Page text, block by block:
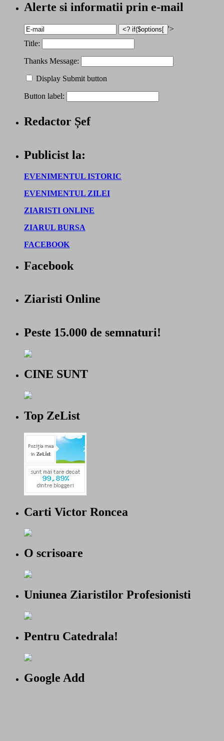
Alerte si informatii prin e-mail
'>
Title:
Thanks Message:
Display Submit button
Button label:
Redactor Șef
Publicist la:
EVENIMENTUL ISTORIC
EVENIMENTUL ZILEI
ZIARISTI ONLINE
ZIARUL BURSA
FACEBOOK
Facebook
Ziaristi Online
Peste 15.000 de semnaturi!
CINE SUNT
Top ZeList
Carti Victor Roncea
O scrisoare
Uniunea Ziaristilor Profesionisti
Pentru Catedrala!
Google Add